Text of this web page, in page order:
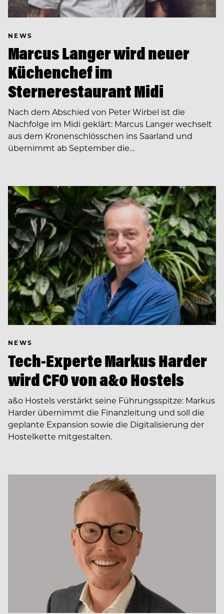
NEWS
Marcus Langer wird neuer
Küchenchef im
Sternerestaurant Midi
Nach dem Abschied von Peter Wirbel ist die
Nachfolge im Midi geklärt: Marcus Langer wechselt
aus dem Kronenschlösschen ins Saarland und
übernimmt ab September die…
NEWS
Tech-Experte Markus Harder
wird CFO von a&o Hostels
a&o Hostels verstärkt seine Führungsspitze: Markus
Harder übernimmt die Finanzleitung und soll die
geplante Expansion sowie die Digitalisierung der
Hostelkette mitgestalten.